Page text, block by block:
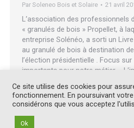
Par Soleneo Bois et Solaire 21 avril
L’association des professionnels
« granulés de bois » Propellet, à
entreprise Solénéo, a sorti un
au granulé de bois à destination
l’élection présidentielle . Focus
importants pour notre métier …
Ce site utilise des cookies pour
fonctionnement. En poursuivant
considérons que vous acceptez
Ok